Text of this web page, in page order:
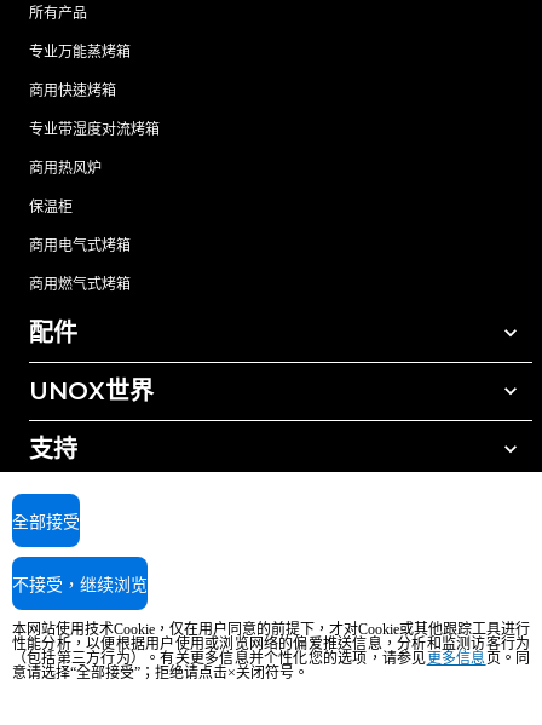
所有产品
专业万能蒸烤箱
商用快速烤箱
专业带湿度对流烤箱
商用热风炉
保温柜
商用电气式烤箱
商用燃气式烤箱
配件
所有配件
手动清洗清洁剂
树脂过滤水处理
反渗透水处理
UNOX世界
我们在全球的办事处
支持
UNOX质保
查找经销商
查找服务中心
版权所有2026 UNOX SpA保留所有权利。Reg.Imp.Padova n°04230750285 -
REA Padova 372835 - Cap.Soc.5.000.000€iv - 增值税/税号04230750285 - IT
WEEE Reg. No. IT08020000000377
AI Content Disclaimer
本网站使用技术Cookie，仅在用户同意的前提下，才对Cookie或其他跟踪工具进行
性能分析，以便根据用户使用或浏览网络的偏爱推送信息，分析和监测访客行为
（包括第三方行为）。有关更多信息并个性化您的选项，请参见更多信息 页。同
意请选择“全部接受”；拒绝请点击×关闭符号。
全部接受
不接受，继续浏览